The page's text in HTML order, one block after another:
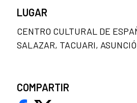
LUGAR
CENTRO CULTURAL DE
SALAZAR, TACUARI,
COMPARTIR